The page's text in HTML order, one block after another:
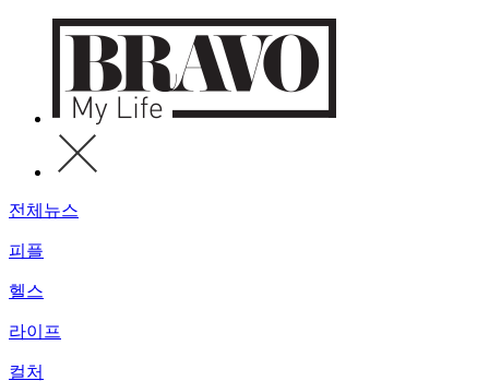
전체뉴스
피플
헬스
라이프
컬처